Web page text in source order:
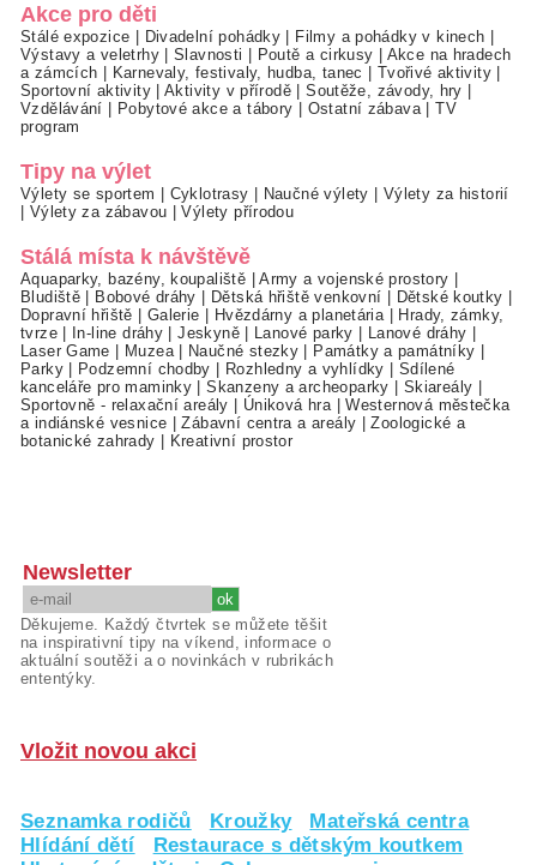
Akce pro děti
Stálé expozice | Divadelní pohádky | Filmy a pohádky v kinech |
Výstavy a veletrhy|Slavnosti | Poutě a cirkusy | Akce na hradech
a zámcích | Karnevaly, festivaly, hudba, tanec | Tvořivé aktivity |
Sportovní aktivity|Aktivity v přírodě |Soutěže, závody, hry |
Vzdělávání | Pobytové akce a tábory | Ostatní zábava |TV
program
Tipy na výlet
Výlety se sportem | Cyklotrasy | Naučné výlety | Výlety za historií
| Výlety za zábavou |Výlety přírodou
Stálá místa k návštěvě
Aquaparky, bazény, koupaliště |Army a vojenské prostory |
Bludiště | Bobové dráhy | Dětská hřiště venkovní | Dětské koutky |
Dopravní hřiště | Galerie | Hvězdárny a planetária | Hrady, zámky,
tvrze| In-line dráhy |Jeskyně| Lanové parky | Lanové dráhy |
Laser Game | Muzea| Naučné stezky | Památky a památníky |
Parky| Podzemní chodby | Rozhledny a vyhlídky | Sdílené
kanceláře pro maminky |Skanzeny a archeoparky | Skiareály |
Sportovně - relaxační areály | Úniková hra |Westernová městečka
a indiánské vesnice |Zábavní centra a areály |Zoologické a
botanické zahrady | Kreativní prostor
Newsletter
Děkujeme. Každý čtvrtek se můžete těšit
na inspirativní tipy na víkend, informace o
aktuální soutěži a o novinkách v rubrikách
ententýky.
Vložit novou akci
Seznamka rodičů Kroužky
Mateřská centra
Hlídání dětí
Restaurace s dětským koutkem